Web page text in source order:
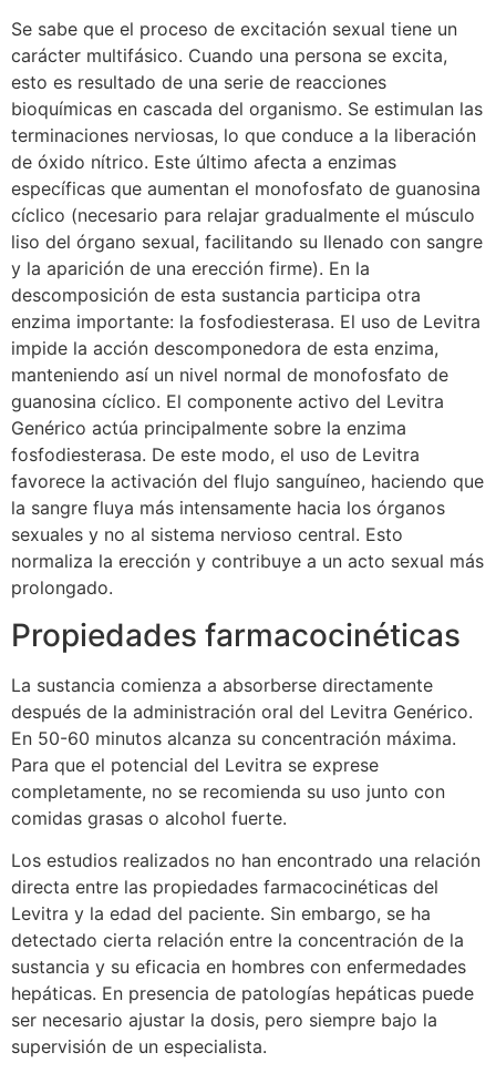
Se sabe que el proceso de excitación sexual tiene un
carácter multifásico. Cuando una persona se excita,
esto es resultado de una serie de reacciones
bioquímicas en cascada del organismo. Se estimulan las
terminaciones nerviosas, lo que conduce a la liberación
de óxido nítrico. Este último afecta a enzimas
específicas que aumentan el monofosfato de guanosina
cíclico (necesario para relajar gradualmente el músculo
liso del órgano sexual, facilitando su llenado con sangre
y la aparición de una erección firme). En la
descomposición de esta sustancia participa otra
enzima importante: la fosfodiesterasa. El uso de Levitra
impide la acción descomponedora de esta enzima,
manteniendo así un nivel normal de monofosfato de
guanosina cíclico. El componente activo del Levitra
Genérico actúa principalmente sobre la enzima
fosfodiesterasa. De este modo, el uso de Levitra
favorece la activación del flujo sanguíneo, haciendo que
la sangre fluya más intensamente hacia los órganos
sexuales y no al sistema nervioso central. Esto
normaliza la erección y contribuye a un acto sexual más
prolongado.
Propiedades farmacocinéticas
La sustancia comienza a absorberse directamente
después de la administración oral del Levitra Genérico.
En 50-60 minutos alcanza su concentración máxima.
Para que el potencial del Levitra se exprese
completamente, no se recomienda su uso junto con
comidas grasas o alcohol fuerte.
Los estudios realizados no han encontrado una relación
directa entre las propiedades farmacocinéticas del
Levitra y la edad del paciente. Sin embargo, se ha
detectado cierta relación entre la concentración de la
sustancia y su eficacia en hombres con enfermedades
hepáticas. En presencia de patologías hepáticas puede
ser necesario ajustar la dosis, pero siempre bajo la
supervisión de un especialista.